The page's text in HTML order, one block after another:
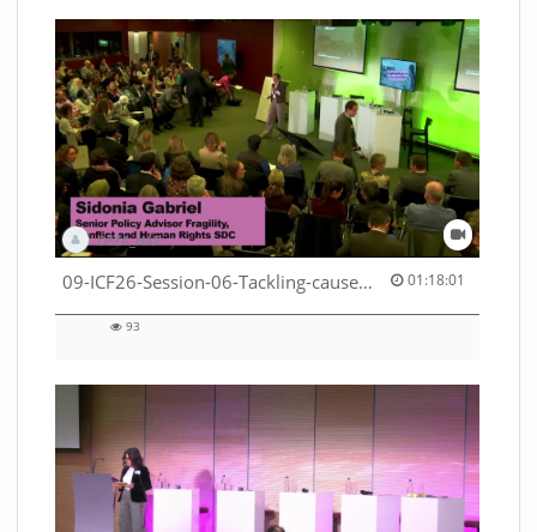
DEZA_HAF
09-ICF26-Session-06-Tackling-causes-of-crises-not-symptoms-53529531690001791 01:18:01
01:18:01 duration
93